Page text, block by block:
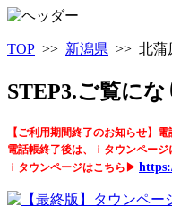
TOP >> 新潟県 >> 北蒲
STEP3.ご覧に
【ご利用期間終了のお知らせ】
電話帳終了後は、ｉタウンページ
ｉタウンページはこちら▶